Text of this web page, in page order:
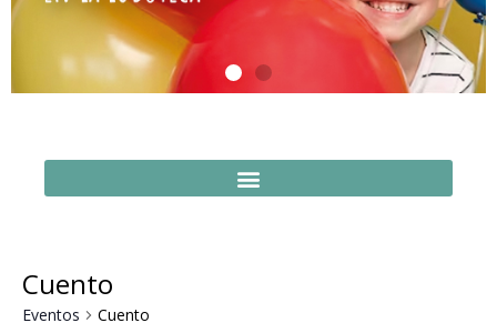
Cuento
Eventos Cuento